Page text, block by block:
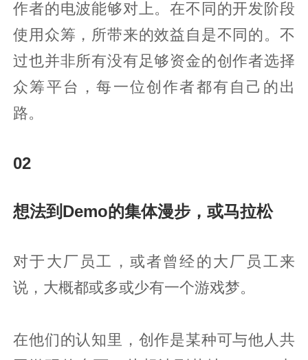
作者的电波能够对上。在不同的开发阶段
使用众筹，所带来的效益自是不同的。不
过也并非所有没有足够资金的创作者选择
众筹平台，每一位创作者都有自己的出
路。
02
想法到Demo的集体漫步，或马拉松
对于大厂员工，或者曾经的大厂员工来
说，大概都或多或少有一个游戏梦。
在他们的认知里，创作是某种可与他人共